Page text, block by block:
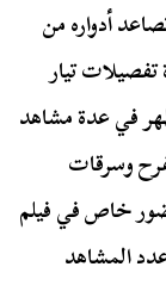
أدواره من
تيار
في عدة مشاهد
وسرقات
خاص في فيلم
المشاهد